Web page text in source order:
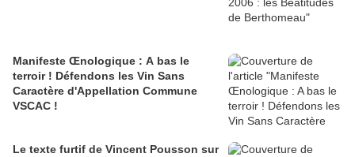
Manifeste Œnologique : A bas le
terroir ! Défendons les Vin Sans
Caractère d'Appellation Commune
VSCAC !
Le texte furtif de Vincent Pousson sur